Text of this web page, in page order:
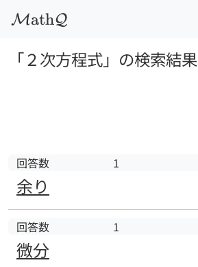
MathQ
「２次方程式」の検索結果
回答数 1
余り
回答数 1
微分